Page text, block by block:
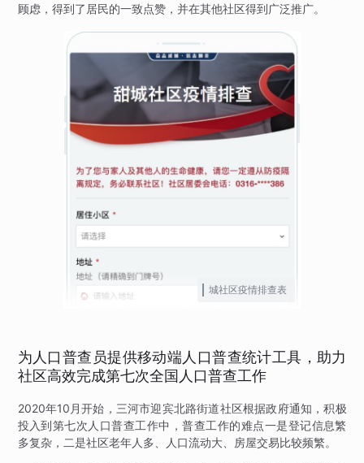
顾虑，得到了居民的一致点赞，并在其他社区得到广泛推广。
城社区疫情排查表
为人口普查员提供移动端人口普查统计工具，助力
社区高效完成第七次全国人口普查工作
2020年10月开始，三河市迎宾北路街道社区根据政府通知，积极
投入到第七次人口普查工作中，普查工作的难点一是登记信息繁
多复杂，二是社区老年人多、人口流动大、房屋交易比较频繁。